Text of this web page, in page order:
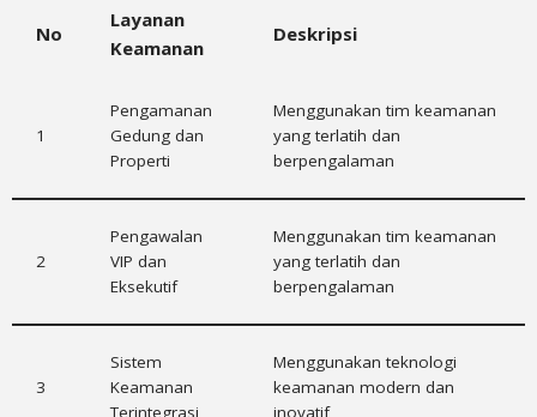
No
Layanan
Keamanan
Deskripsi
1
Pengamanan
Gedung dan
Properti
Menggunakan tim keamanan
yang terlatih dan
berpengalaman
2
Pengawalan
VIP dan
Eksekutif
Menggunakan tim keamanan
yang terlatih dan
berpengalaman
3
Sistem
Keamanan
Terintegrasi
Menggunakan teknologi
keamanan modern dan
inovatif